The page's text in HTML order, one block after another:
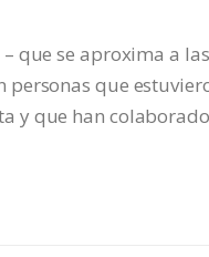
que se aproxima a
que
y que han